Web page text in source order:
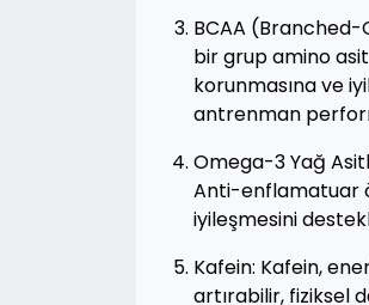
BCAA (Branched-
bir grup amino
korunmasına ve
antrenman
Omega-3 Yağ
Anti-enflamatuar
iyileşmesini
Kafein: Kafein,
artırabilir, fiziksel